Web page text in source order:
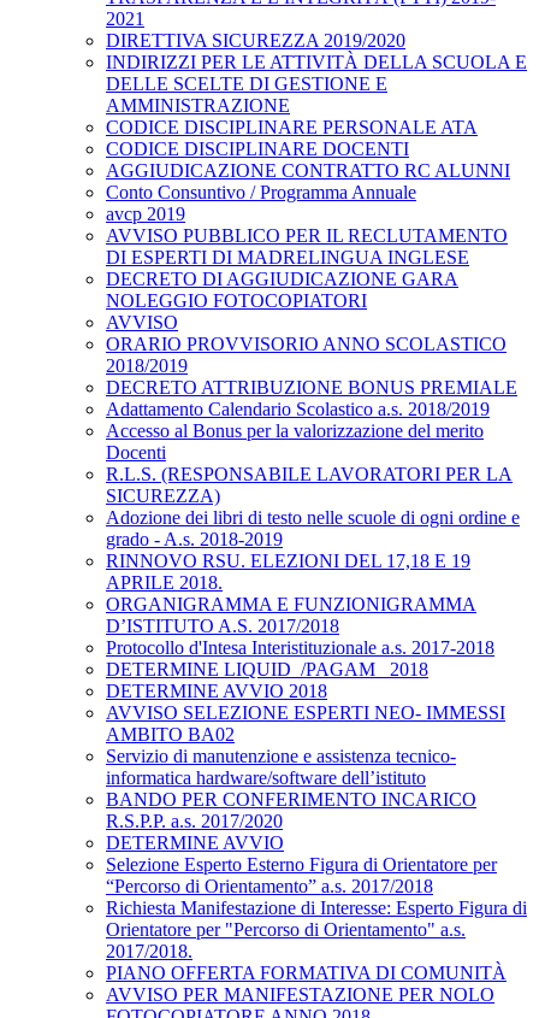
2021
DIRETTIVA SICUREZZA 2019/2020
INDIRIZZI PER LE ATTIVITÀ DELLA SCUOLA E
DELLE SCELTE DI GESTIONE E
AMMINISTRAZIONE
CODICE DISCIPLINARE PERSONALE ATA
CODICE DISCIPLINARE DOCENTI
AGGIUDICAZIONE CONTRATTO RC ALUNNI
Conto Consuntivo / Programma Annuale
avcp 2019
AVVISO PUBBLICO PER IL RECLUTAMENTO
DI ESPERTI DI MADRELINGUA INGLESE
DECRETO DI AGGIUDICAZIONE GARA
NOLEGGIO FOTOCOPIATORI
AVVISO
ORARIO PROVVISORIO ANNO SCOLASTICO
2018/2019
DECRETO ATTRIBUZIONE BONUS PREMIALE
Adattamento Calendario Scolastico a.s. 2018/2019
Accesso al Bonus per la valorizzazione del merito
Docenti
R.L.S. (RESPONSABILE LAVORATORI PER LA
SICUREZZA)
Adozione dei libri di testo nelle scuole di ogni ordine e
grado - A.s. 2018-2019
RINNOVO RSU. ELEZIONI DEL 17,18 E 19
APRILE 2018.
ORGANIGRAMMA E FUNZIONIGRAMMA
D’ISTITUTO A.S. 2017/2018
Protocollo d'Intesa Interistituzionale a.s. 2017-2018
DETERMINE LIQUID_/PAGAM_ 2018
DETERMINE AVVIO 2018
AVVISO SELEZIONE ESPERTI NEO- IMMESSI
AMBITO BA02
Servizio di manutenzione e assistenza tecnico-
informatica hardware/software dell’istituto
BANDO PER CONFERIMENTO INCARICO
R.S.P.P. a.s. 2017/2020
DETERMINE AVVIO
Selezione Esperto Esterno Figura di Orientatore per
“Percorso di Orientamento” a.s. 2017/2018
Richiesta Manifestazione di Interesse: Esperto Figura di
Orientatore per "Percorso di Orientamento" a.s.
2017/2018.
PIANO OFFERTA FORMATIVA DI COMUNITÀ
AVVISO PER MANIFESTAZIONE PER NOLO